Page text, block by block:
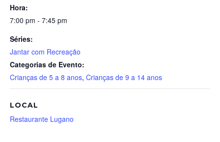
Hora:
7:00 pm - 7:45 pm
Séries:
Jantar com Recreação
Categorias de Evento:
Crianças de 5 a 8 anos, Crianças de 9 a 14 anos
LOCAL
Restaurante Lugano